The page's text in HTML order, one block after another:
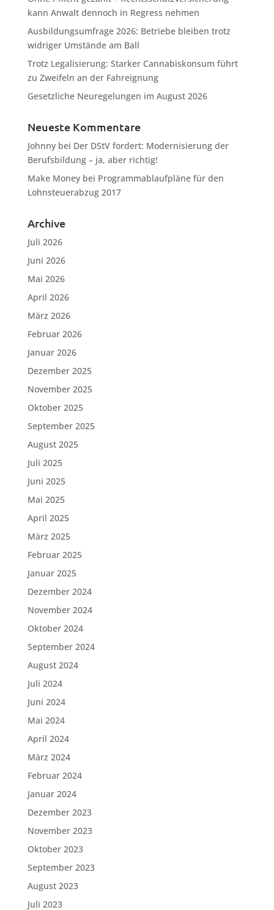
kann Anwalt dennoch in Regress nehmen
Ausbildungsumfrage 2026: Betriebe bleiben trotz
widriger Umstände am Ball
Trotz Legalisierung: Starker Cannabiskonsum führt
zu Zweifeln an der Fahreignung
Gesetzliche Neuregelungen im August 2026
Neueste Kommentare
Johnnybei Der DStV fordert: Modernisierung der
Berufsbildung – ja, aber richtig!
Make Moneybei Programmablaufpläne für den
Lohnsteuerabzug 2017
Archive
Juli 2026
Juni 2026
Mai 2026
April 2026
März 2026
Februar 2026
Januar 2026
Dezember 2025
November 2025
Oktober 2025
September 2025
August 2025
Juli 2025
Juni 2025
Mai 2025
April 2025
März 2025
Februar 2025
Januar 2025
Dezember 2024
November 2024
Oktober 2024
September 2024
August 2024
Juli 2024
Juni 2024
Mai 2024
April 2024
März 2024
Februar 2024
Januar 2024
Dezember 2023
November 2023
Oktober 2023
September 2023
August 2023
Juli 2023